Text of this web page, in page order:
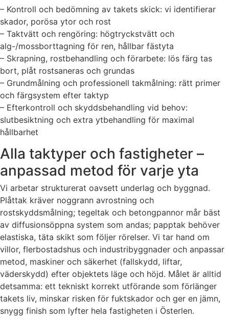
– Kontroll och bedömning av takets skick: vi identifierar
skador, porösa ytor och rost
– Taktvätt och rengöring: högtryckstvätt och
alg-/mossborttagning för ren, hållbar fästyta
– Skrapning, rostbehandling och förarbete: lös färg tas
bort, plåt rostsaneras och grundas
– Grundmålning och professionell takmålning: rätt primer
och färgsystem efter taktyp
– Efterkontroll och skyddsbehandling vid behov:
slutbesiktning och extra ytbehandling för maximal
hållbarhet
Alla taktyper och fastigheter –
anpassad metod för varje yta
Vi arbetar strukturerat oavsett underlag och byggnad.
Plåttak kräver noggrann avrostning och
rostskyddsmålning; tegeltak och betongpannor mår bäst
av diffusionsöppna system som andas; papptak behöver
elastiska, täta skikt som följer rörelser. Vi tar hand om
villor, flerbostadshus och industribyggnader och anpassar
metod, maskiner och säkerhet (fallskydd, liftar,
väderskydd) efter objektets läge och höjd. Målet är alltid
detsamma: ett tekniskt korrekt utförande som förlänger
takets liv, minskar risken för fuktskador och ger en jämn,
snygg finish som lyfter hela fastigheten i Österlen.